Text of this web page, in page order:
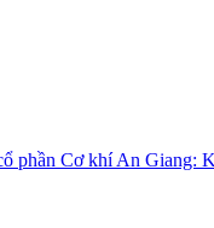
phần Cơ khí An Giang: